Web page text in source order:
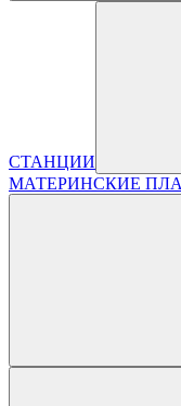
СТАНЦИИ
МАТЕРИНСКИЕ